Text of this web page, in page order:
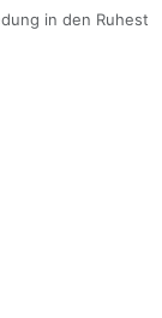
in den